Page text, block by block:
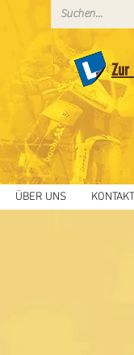
Zur
ÜBER UNS KONTAKT